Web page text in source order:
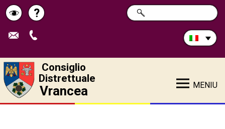
Schimbă
contrastul
Pagina
de
?
Cerca
nel
RICERCA
Consiglio
Distrettuale
Vrancea MENIU